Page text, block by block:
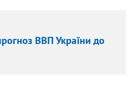
ВВП України до